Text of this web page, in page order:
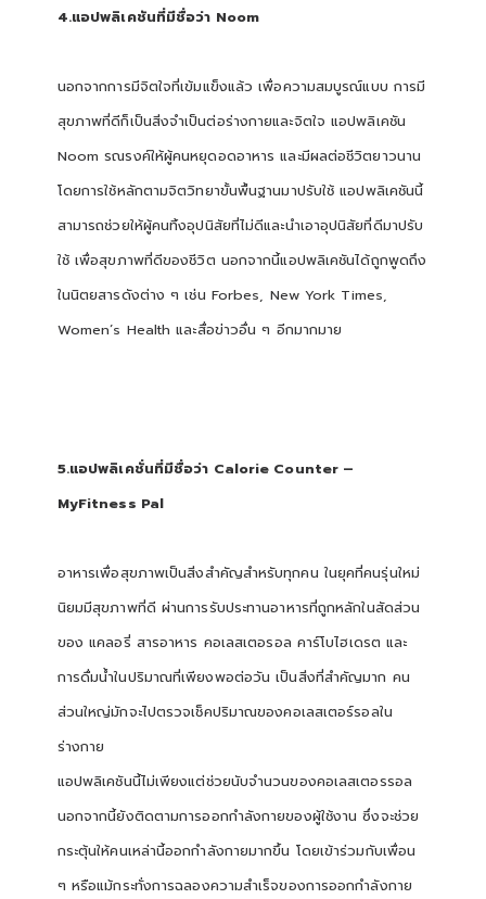
4.แอปพลิเคชันที่มีชื่อว่า Noom
นอกจากการมีจิตใจที่เข้มแข็งแล้ว เพื่อความสมบูรณ์แบบ การมี
สุขภาพที่ดีก็เป็นสิ่งจำเป็นต่อร่างกายและจิตใจ แอปพลิเคชัน
Noom รณรงค์ให้ผู้คนหยุดอดอาหาร และมีผลต่อชีวิตยาวนาน
โดยการใช้หลักตามจิตวิทยาขั้นพื้นฐานมาปรับใช้ แอปพลิเคชันนี้
สามารถช่วยให้ผู้คนทิ้งอุปนิสัยที่ไม่ดีและนำเอาอุปนิสัยที่ดีมาปรับ
ใช้ เพื่อสุขภาพที่ดีของชีวิต นอกจากนี้แอปพลิเคชันได้ถูกพูดถึง
ในนิตยสารดังต่าง ๆ เช่น Forbes, New York Times,
Women’s Health และสื่อข่าวอื่น ๆ อีกมากมาย
5.แอปพลิเคชั่นที่มีชื่อว่า Calorie Counter –
MyFitness Pal
อาหารเพื่อสุขภาพเป็นสิ่งสำคัญสำหรับทุกคน ในยุคที่คนรุ่นใหม่
นิยมมีสุขภาพที่ดี ผ่านการรับประทานอาหารที่ถูกหลักในสัดส่วน
ของ แคลอรี่ สารอาหาร คอเลสเตอรอล คาร์โบไฮเดรต และ
การดื่มน้ำในปริมาณที่เพียงพอต่อวัน เป็นสิ่งที่สำคัญมาก คน
ส่วนใหญ่มักจะไปตรวจเช็คปริมาณของคอเลสเตอร์รอลใน
ร่างกาย
แอปพลิเคชันนี้ไม่เพียงแต่ช่วยนับจำนวนของคอเลสเตอรรอล
นอกจากนี้ยังติดตามการออกกำลังกายของผู้ใช้งาน ซึ่งจะช่วย
กระตุ้นให้คนเหล่านี้ออกกำลังกายมากขึ้น โดยเข้าร่วมกับเพื่อน
ๆ หรือแม้กระทั่งการฉลองความสำเร็จของการออกกำลังกาย